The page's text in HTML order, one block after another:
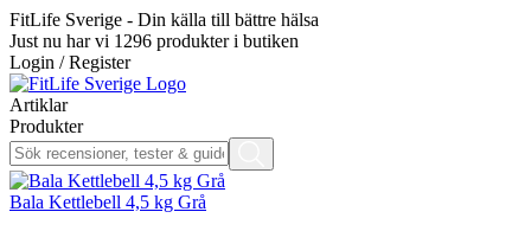
FitLife Sverige - Din källa till bättre hälsa
Just nu har vi 1296 produkter i butiken
Login / Register
Artiklar
Produkter
Bala Kettlebell 4,5 kg Grå